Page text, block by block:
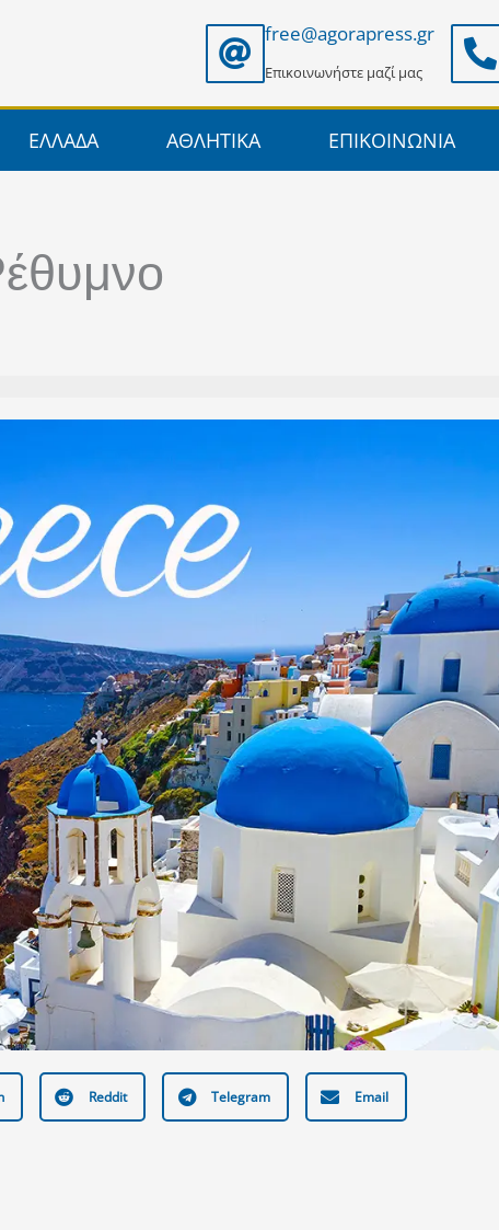
free@agorapress.gr
Επικοινωνήστε μαζί μας
ΕΛΛΑΔΑ ΑΘΛΗΤΙΚΑ ΕΠΙΚΟΙΝΩΝΙΑ
Reddit Telegram Email